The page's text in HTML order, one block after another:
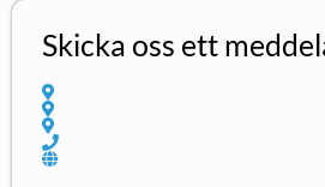
Skicka oss ett